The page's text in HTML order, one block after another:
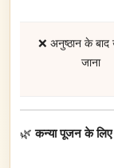
❌ अनुष्ठान के बाद
जाना
🌿कन्या पूजन के